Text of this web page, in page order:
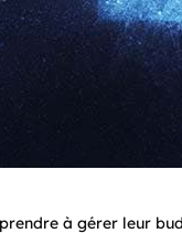
à gérer leur